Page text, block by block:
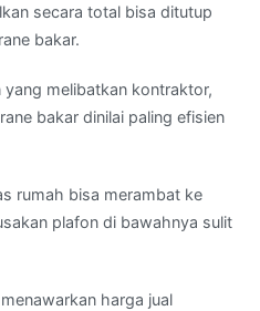
secara total bisa ditutup
bakar.
melibatkan kontraktor,
bakar dinilai paling efisien
rumah bisa merambat ke
plafon di bawahnya sulit
harga jual